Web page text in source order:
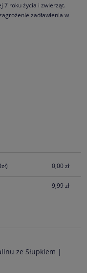
7 roku życia i zwierząt.
zadławienia w
0,00 zł
9,99 zł
ze Słupkiem |